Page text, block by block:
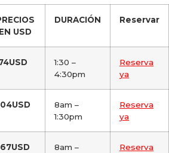
EN USD
DURACIÓN Reservar
1:30 –
4:30pm
Reserva
ya
8am –
1:30pm
Reserva
ya
8am –
Reserva